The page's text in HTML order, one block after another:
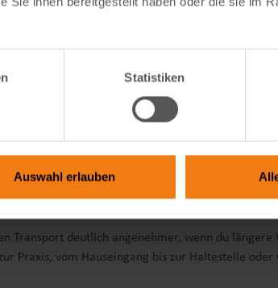
Statistiken
Auswahl erlauben
zur Größen- und Gewichtsangabe passen.
Auch ältere Tiere, kleine Rassen oder
zwischen einer sperrigen Box und einer
geschützt mitnehmen, ohne es ständig auf dem
Transport deutlich angenehmer, wenn du
Praxis, vom Hauseingang bis zur Haltestelle